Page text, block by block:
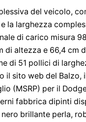
del veicolo,
la larghezza
di carico misura
di altezza e 66,4 cm
di 51 pollici di
il sito web del Balzo,
(MSRP) per il
fabbrica dipinti
brillante perla,